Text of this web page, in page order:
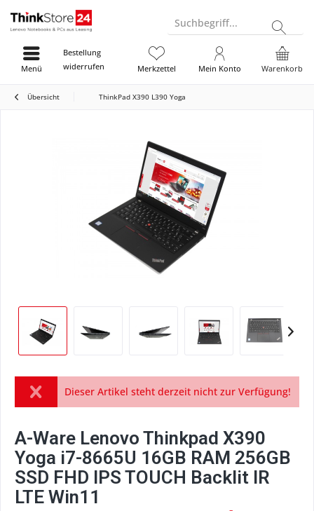
Suchbegriff...
Bestellung
widerrufen
Warenkorb
Merkzettel Mein Konto
Menü
Übersicht ThinkPad X390 L390 Yoga
Dieser Artikel steht derzeit nicht zur Verfügung!
A-Ware Lenovo Thinkpad X390
Yoga i7-8665U 16GB RAM 256GB
SSD FHD IPS TOUCH Backlit IR
LTE Win11